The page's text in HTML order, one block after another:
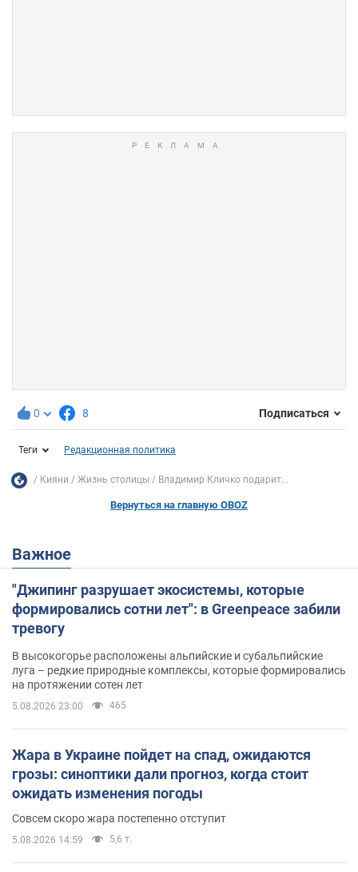
0 8 Подписаться
Теги Редакционная политика
Кияни Жизнь столицы Владимир Кличко подарит...
Вернуться на главную OBOZ
Важное
"Джипинг разрушает экосистемы, которые
формировались сотни лет": в Greenpeace забили
тревогу
В высокогорье расположены альпийские и субальпийские
луга – редкие природные комплексы, которые формировались
на протяжении сотен лет
5.08.2026 23:00 465
Жара в Украине пойдет на спад, ожидаются
грозы: синоптики дали прогноз, когда стоит
ожидать изменения погоды
Совсем скоро жара постепенно отступит
5.08.2026 14:59 5,6 т.